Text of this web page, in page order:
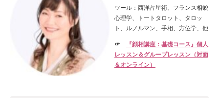
ツール：西洋占星術、フランス相貌
心理学、トートタロット、タロッ
ト、ルノルマン、手相、方位学、他
☞
『顔相講座：基礎コース』個人
レッスン＆グループレッスン（対面
＆オンライン）